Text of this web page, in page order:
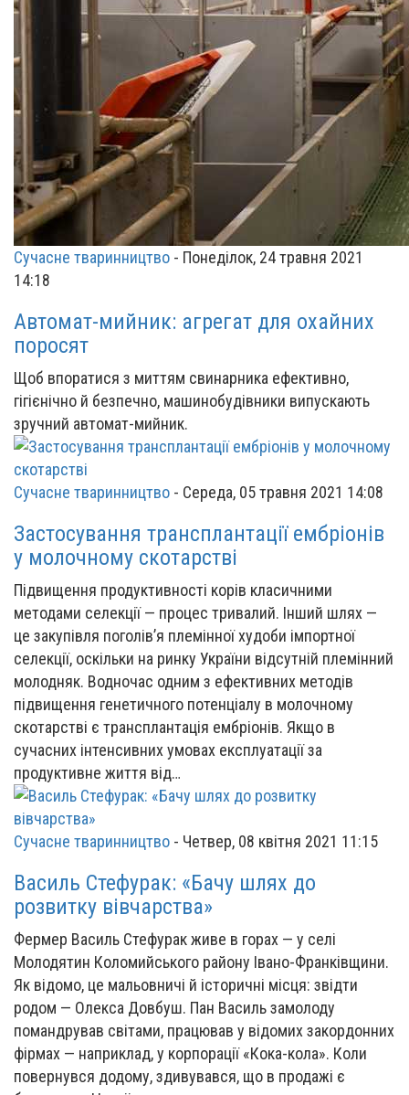
Сучасне тваринництво - Понеділок, 24 травня 2021
14:18
Автомат-мийник: агрегат для охайних
поросят
Щоб впоратися з миттям свинарника ефективно,
гігієнічно й безпечно, машинобудівники випускають
зручний автомат-мийник.
Сучасне тваринництво - Середа, 05 травня 2021 14:08
Застосування трансплантації ембріонів
у молочному скотарстві
Підвищення продуктивності корів класичними
методами селекції — процес тривалий. Інший шлях —
це закупівля поголів’я племінної худоби імпортної
селекції, оскільки на ринку України відсутній племінний
молодняк. Водночас одним з ефективних методів
підвищення генетичного потенціалу в молочному
скотарстві є трансплантація ембріонів. Якщо в
сучасних інтенсивних умовах експлуатації за
продуктивне життя від…
Сучасне тваринництво - Четвер, 08 квітня 2021 11:15
Василь Стефурак: «Бачу шлях до
розвитку вівчарства»
Фермер Василь Стефурак живе в горах — у селі
Молодятин Коломийського району Івано-Франківщини.
Як відомо, це мальовничі й історичні місця: звідти
родом — Олекса Довбуш. Пан Василь замолоду
помандрував світами, працював у відомих закордонних
фірмах — наприклад, у корпорації «Кока-кола». Коли
повернувся додому, здивувався, що в продажі є